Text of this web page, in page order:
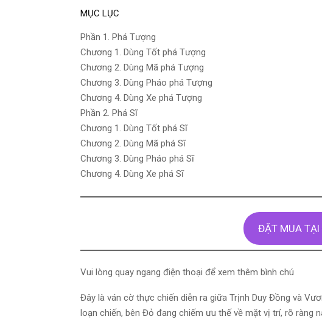
MỤC LỤC
Phần 1. Phá Tượng
Chương 1. Dùng Tốt phá Tượng
Chương 2. Dùng Mã phá Tượng
Chương 3. Dùng Pháo phá Tượng
Chương 4. Dùng Xe phá Tượng
Phần 2. Phá Sĩ
Chương 1. Dùng Tốt phá Sĩ
Chương 2. Dùng Mã phá Sĩ
Chương 3. Dùng Pháo phá Sĩ
Chương 4. Dùng Xe phá Sĩ
ĐẶT MUA TẠI
Vui lòng quay ngang điện thoại để xem thêm bình chú
Đây là ván cờ thực chiến diễn ra giữa Trịnh Duy Đồng và
loạn chiến, bên Đỏ đang chiếm ưu thế về mặt vị trí, rõ ràng